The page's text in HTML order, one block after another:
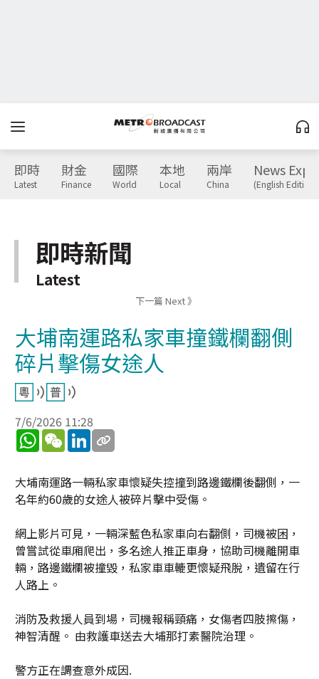
即時
Latest
財金
Finance
國際
World
本地
Local
兩岸
China
News
(English Edition)
即時新聞
Latest
下一篇 Next 》
大埔南運路私家車撞鐵欄翻側
碎片擊傷女途人
7/6/2026 11:28
WhatsApp
WeChatLinkedIn
大埔南運路一輛私家車懷疑失控撞到路邊鐵欄後翻側，一
名年約60歲的女途人被碎片擊中受傷。
網上影片可見，一輛深藍色私家車向右翻側，司機被困，
曾嘗試從車廂爬出，多名途人推正車身，協助司機離開車
輛，路邊鐵欄被撞毀，私家車車轆更懷疑飛脫，遺留在行
人路上。
消防及救援人員到場，司機報稱頸痛，女傷者四肢擦傷，
神智清醒。 由救護車送去大埔那打素醫院治理。
警方正在調查意外成因.